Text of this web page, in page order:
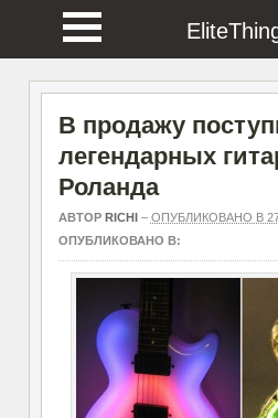
В продажу
легендарных
Роланда
АВТОР RICHI– ОПУБЛИКОВАНО В
ОПУБЛИКОВАНО В: